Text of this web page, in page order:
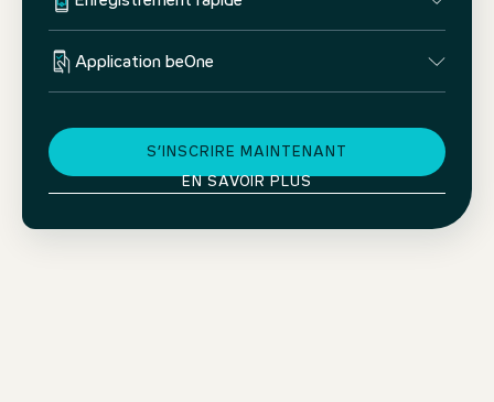
Application beOne
S’INSCRIRE MAINTENANT
EN SAVOIR PLUS